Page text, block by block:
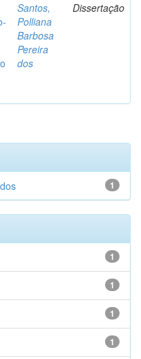
Santos,
Polliana
Barbosa
Pereira
dos
Dissertação
1
1
1
1
1